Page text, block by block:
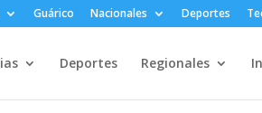
Guárico Nacionales Deportes
Deportes Regionales